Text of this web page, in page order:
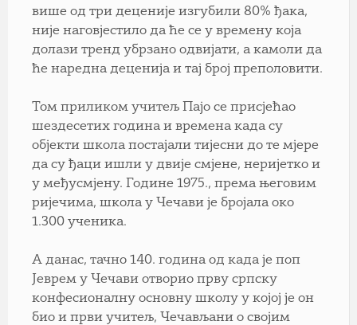
више од три деценије изгубили 80% ђака,
није наговјестило да ће се у времену која
долази тренд убрзано одвијати, а камоли да
ће наредна деценија и тај број преполовити.
Том приликом учитељ Пајо се присјећао
шездесетих година и времена када су
објекти школа постајали тијесни до те мјере
да су ђаци ишли у двије смјене, неријетко и
у међусмјену. Године 1975., према његовим
ријечима, школа у Чечави је бројала око
1.300 ученика.
А данас, тачно 140. година од када је поп
Јеврем у Чечави отворио прву српску
конфесионалну основну школу у којој је он
био и први учитељ, Чечављани о својим